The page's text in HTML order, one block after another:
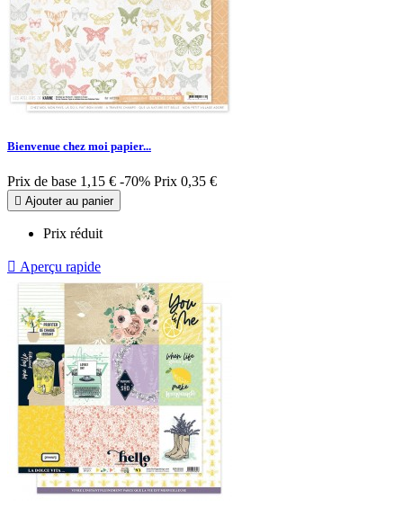
Bienvenue chez moi papier...
Prix de base 1,15 € -70% Prix 0,35 €
 Ajouter au panier
Prix réduit
 Aperçu rapide